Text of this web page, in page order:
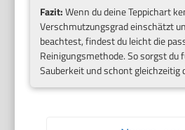
Fazit:Wenn du deine Teppichart
Verschmutzungsgrad einschätzt
beachtest, findest du leicht die
Reinigungsmethode. So sorgst du
Sauberkeit und schont gleichzeitig